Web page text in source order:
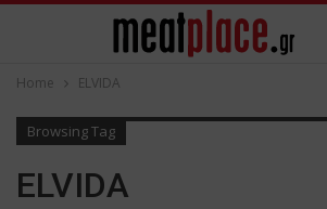
Home ELVIDA
Browsing Tag
ELVIDA